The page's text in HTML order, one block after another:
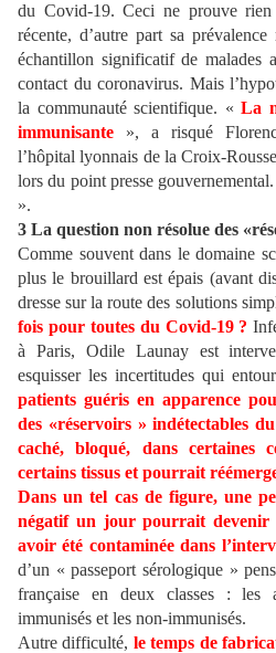
du Covid-19. Ceci ne prouve rien
récente, d’autre part sa
échantillon significatif de malades
contact du coronavirus. Mais
la communauté scientifique. « La
immunisante », a risqué
l’hôpital lyonnais de la Croix-
lors du point presse gouvernemental.
».
3 La question non résolue des
Comme souvent dans le domaine
plus le brouillard est épais (avant
dresse sur la route des solutions
fois pour toutes du Covid-19 ?
à Paris, Odile Launay est
esquisser les incertitudes qui
patients guéris en apparence
des «réservoirs » indétectables
caché, bloqué, dans certaines
certains tissus et pourrait
Dans un tel cas de figure, une
négatif un jour pourrait devenir
avoir été contaminée dans
d’un « passeport sérologique »
française en deux classes : les
immunisés et les non-immunisés.
Autre difficulté, le temps de